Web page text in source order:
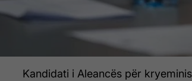
Kandidati i Aleancës për